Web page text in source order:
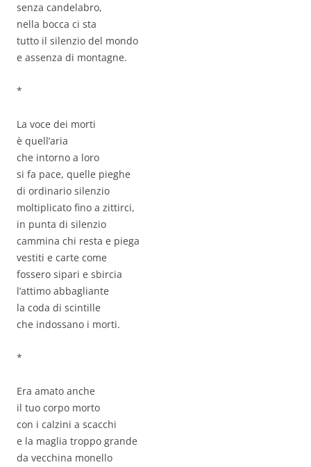
senza candelabro,
nella bocca ci sta
tutto il silenzio del mondo
e assenza di montagne.
*
La voce dei morti
è quell’aria
che intorno a loro
si fa pace, quelle pieghe
di ordinario silenzio
moltiplicato fino a zittirci,
in punta di silenzio
cammina chi resta e piega
vestiti e carte come
fossero sipari e sbircia
l’attimo abbagliante
la coda di scintille
che indossano i morti.
*
Era amato anche
il tuo corpo morto
con i calzini a scacchi
e la maglia troppo grande
da vecchina monello